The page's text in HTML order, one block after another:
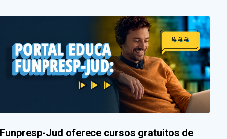
Funpresp-Jud oferece cursos gratuitos de